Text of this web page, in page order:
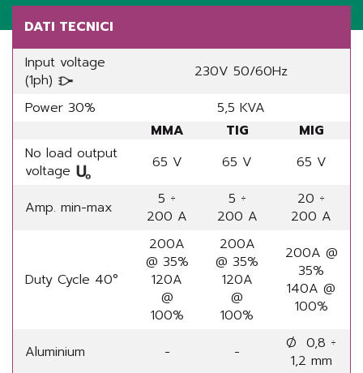
DATI TECNICI
Input voltage
(1ph)
230V 50/60Hz
Power 30%
5,5 KVA
MMA
TIG
MIG
No load output
voltage
65 V 65 V 65 V
Amp. min-max
5 ÷
200 A
5 ÷
200 A
20 ÷
200 A
Duty Cycle 40°
200A
@ 35%
120A
@
100%
200A
@ 35%
120A
@
100%
200A @
35%
140A @
100%
Aluminium - -
Ø 0,8 ÷
1,2 mm